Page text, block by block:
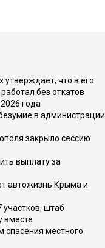
утверждает, что в его
без откатов
года
в администрации
закрыло сессию
выплату за
автожизнь Крыма и
участков, штаб
вместе
спасения местного